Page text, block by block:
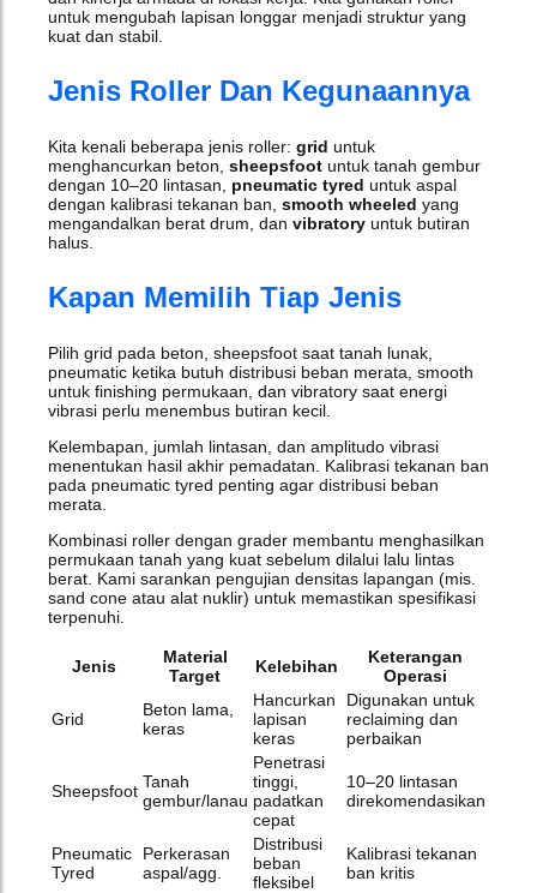
untuk mengubah lapisan longgar menjadi struktur yang
kuat dan stabil.
Jenis Roller Dan Kegunaannya
Kita kenali beberapa jenis roller: grid untuk
menghancurkan beton, sheepsfootuntuk tanah gembur
dengan 10–20 lintasan, pneumatic tyred untuk aspal
dengan kalibrasi tekanan ban, smooth wheeled yang
mengandalkan berat drum, dan vibratoryuntuk butiran
halus.
Kapan Memilih Tiap Jenis
Pilih grid pada beton, sheepsfoot saat tanah lunak,
pneumatic ketika butuh distribusi beban merata, smooth
untuk finishing permukaan, dan vibratory saat energi
vibrasi perlu menembus butiran kecil.
Kelembapan, jumlah lintasan, dan amplitudo vibrasi
menentukan hasil akhir pemadatan. Kalibrasi tekanan ban
pada pneumatic tyred penting agar distribusi beban
merata.
Kombinasi roller dengan grader membantu menghasilkan
permukaan tanah yang kuat sebelum dilalui lalu lintas
berat. Kami sarankan pengujian densitas lapangan (mis.
sand cone atau alat nuklir) untuk memastikan spesifikasi
terpenuhi.
Jenis
Material
Target
Kelebihan
Keterangan
Operasi
Grid
Beton lama,
keras
Hancurkan
lapisan
keras
Digunakan untuk
reclaiming dan
perbaikan
Sheepsfoot Tanah
gembur/lanau
Penetrasi
tinggi,
padatkan
cepat
10–20 lintasan
direkomendasikan
Pneumatic
Tyred
Perkerasan
aspal/agg.
Distribusi
beban
fleksibel
Kalibrasi tekanan
ban kritis